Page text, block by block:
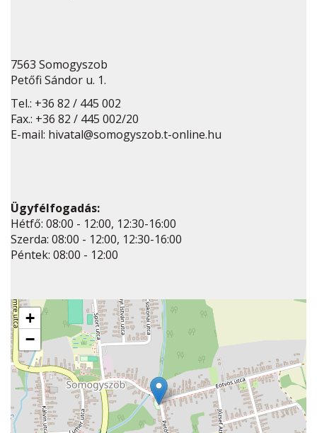
7563 Somogyszob
Petőfi Sándor u. 1.
Tel.: +36 82 / 445 002
Fax.: +36 82 / 445 002/20
E-mail: hivatal@somogyszob.t-online.hu
Ügyfélfogadás:
Hétfő: 08:00 - 12:00, 12:30-16:00
Szerda: 08:00 - 12:00, 12:30-16:00
Péntek: 08:00 - 12:00
+
−